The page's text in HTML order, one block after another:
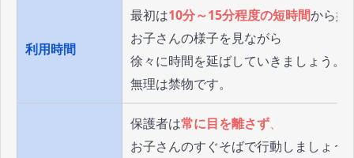
利用時間
最初は10分～15分程度の短時間から始
お子さんの様子を見ながら
徐々に時間を延ばしていきましょう。
無理は禁物です。
保護者は常に目を離さず、
お子さんのすぐそばで行動しましょう